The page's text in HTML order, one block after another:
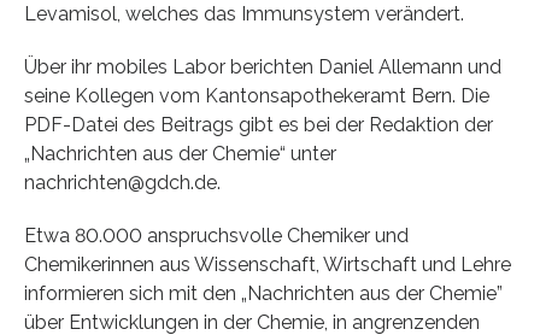
Levamisol, welches das Immunsystem verändert.
Über ihr mobiles Labor berichten Daniel Allemann und
seine Kollegen vom Kantonsapothekeramt Bern. Die
PDF-Datei des Beitrags gibt es bei der Redaktion der
„Nachrichten aus der Chemie“ unter
nachrichten@gdch.de.
Etwa 80.000 anspruchsvolle Chemiker und
Chemikerinnen aus Wissenschaft, Wirtschaft und Lehre
informieren sich mit den „Nachrichten aus der Chemie”
über Entwicklungen in der Chemie, in angrenzenden